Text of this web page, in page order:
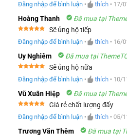
hạng55
Đăng nhập để bình luận • thích • 17/
Hoàng Thanh Đã mua tại
hạng55
Sẽ ủng hộ tiếp
Đăng nhập để bình luận • thích • 16/
Uy Nghiêm Đã mua tại
hạng55
Sẽ ủng hộ nữa
Đăng nhập để bình luận • thích • 10/
Vũ Xuân Hiệp Đã mua tại
hạng55
Giá rẻ chất lượng đấy
Đăng nhập để bình luận • thích • 05/
Trương Văn Thêm Đã mua tại